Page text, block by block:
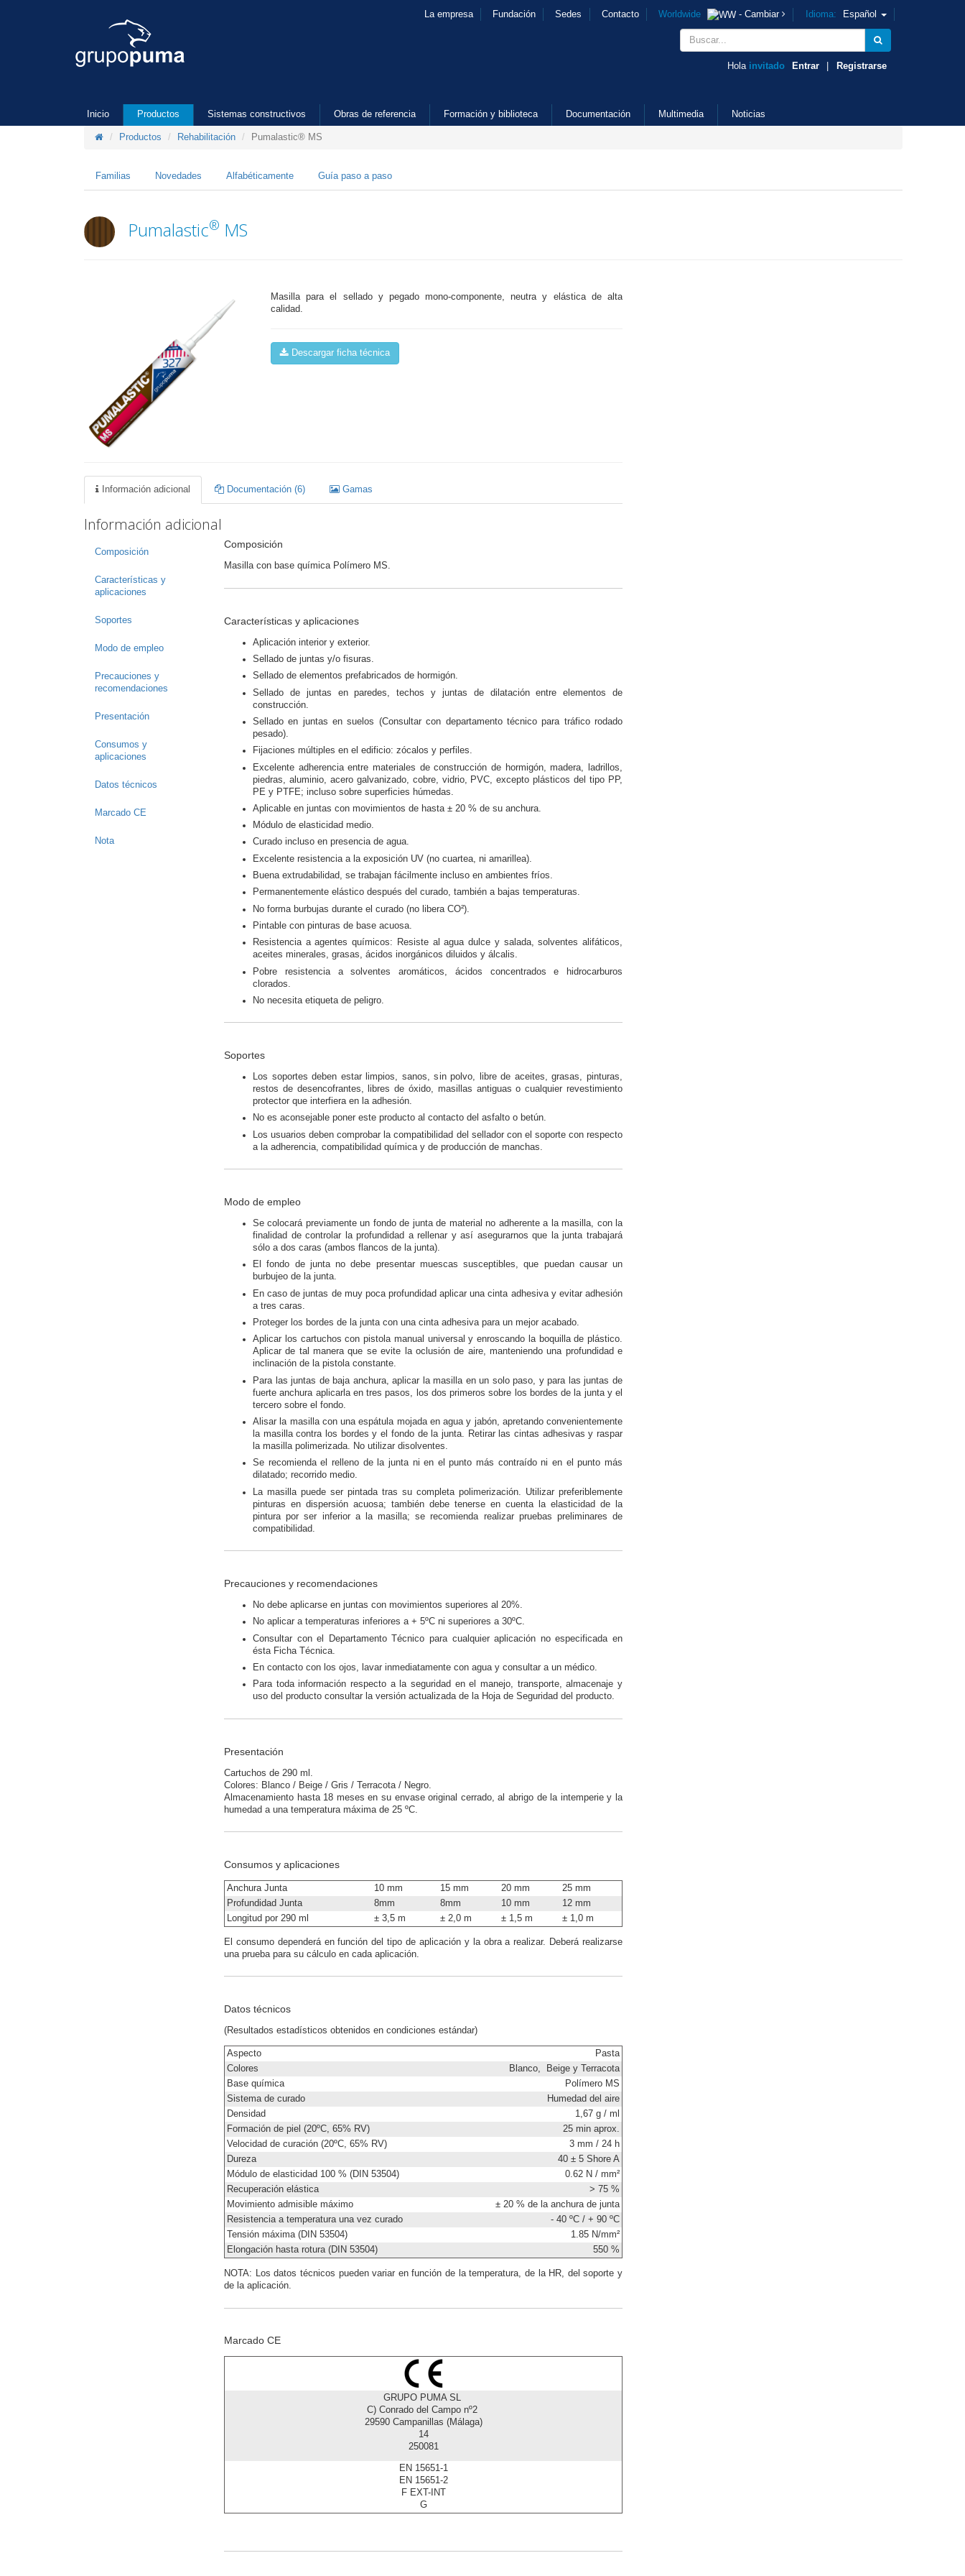
La empresa Fundación Sedes Contacto Worldwide - Cambiar Idioma: Español
Hola invitado Entrar Registrarse
Inicio Productos Sistemas constructivos Obras de referencia Formación y biblioteca Documentación Multimedia Noticias
Productos Rehabilitación Pumalastic® MS
Familias Novedades Alfabéticamente Guía paso a paso
Pumalastic® MS
Masilla para el sellado y pegado mono-componente, neutra y elástica de alta
calidad.
Descargar ficha técnica
Información adicional Documentación (6) Gamas
Información adicional
Composición
Características y
aplicaciones
Soportes
Modo de empleo
Precauciones y
recomendaciones
Presentación
Consumos y
aplicaciones
Datos técnicos
Marcado CE
Nota
Composición
Masilla con base química Polímero MS.
Características y aplicaciones
Aplicación interior y exterior.
Sellado de juntas y/o fisuras.
Sellado de elementos prefabricados de hormigón.
Sellado de juntas en paredes, techos y juntas de dilatación entre elementos de
construcción.
Sellado en juntas en suelos (Consultar con departamento técnico para tráfico rodado
pesado).
Fijaciones múltiples en el edificio: zócalos y perfiles.
Excelente adherencia entre materiales de construcción de hormigón, madera, ladrillos,
piedras, aluminio, acero galvanizado, cobre, vidrio, PVC, excepto plásticos del tipo PP,
PE y PTFE; incluso sobre superficies húmedas.
Aplicable en juntas con movimientos de hasta ± 20 % de su anchura.
Módulo de elasticidad medio.
Curado incluso en presencia de agua.
Excelente resistencia a la exposición UV (no cuartea, ni amarillea).
Buena extrudabilidad, se trabajan fácilmente incluso en ambientes fríos.
Permanentemente elástico después del curado, también a bajas temperaturas.
No forma burbujas durante el curado (no libera CO²).
Pintable con pinturas de base acuosa.
Resistencia a agentes químicos: Resiste al agua dulce y salada, solventes alifáticos,
aceites minerales, grasas, ácidos inorgánicos diluidos y álcalis.
Pobre resistencia a solventes aromáticos, ácidos concentrados e hidrocarburos
clorados.
No necesita etiqueta de peligro.
Soportes
Los soportes deben estar limpios, sanos, sin polvo, libre de aceites, grasas, pinturas,
restos de desencofrantes, libres de óxido, masillas antiguas o cualquier revestimiento
protector que interfiera en la adhesión.
No es aconsejable poner este producto al contacto del asfalto o betún.
Los usuarios deben comprobar la compatibilidad del sellador con el soporte con respecto
a la adherencia, compatibilidad química y de producción de manchas.
Modo de empleo
Se colocará previamente un fondo de junta de material no adherente a la masilla, con la
finalidad de controlar la profundidad a rellenar y así asegurarnos que la junta trabajará
sólo a dos caras (ambos flancos de la junta).
El fondo de junta no debe presentar muescas susceptibles, que puedan causar un
burbujeo de la junta.
En caso de juntas de muy poca profundidad aplicar una cinta adhesiva y evitar adhesión
a tres caras.
Proteger los bordes de la junta con una cinta adhesiva para un mejor acabado.
Aplicar los cartuchos con pistola manual universal y enroscando la boquilla de plástico.
Aplicar de tal manera que se evite la oclusión de aire, manteniendo una profundidad e
inclinación de la pistola constante.
Para las juntas de baja anchura, aplicar la masilla en un solo paso, y para las juntas de
fuerte anchura aplicarla en tres pasos, los dos primeros sobre los bordes de la junta y el
tercero sobre el fondo.
Alisar la masilla con una espátula mojada en agua y jabón, apretando convenientemente
la masilla contra los bordes y el fondo de la junta. Retirar las cintas adhesivas y raspar
la masilla polimerizada. No utilizar disolventes.
Se recomienda el relleno de la junta ni en el punto más contraído ni en el punto más
dilatado; recorrido medio.
La masilla puede ser pintada tras su completa polimerización. Utilizar preferiblemente
pinturas en dispersión acuosa; también debe tenerse en cuenta la elasticidad de la
pintura por ser inferior a la masilla; se recomienda realizar pruebas preliminares de
compatibilidad.
Precauciones y recomendaciones
No debe aplicarse en juntas con movimientos superiores al 20%.
No aplicar a temperaturas inferiores a + 5ºC ni superiores a 30ºC.
Consultar con el Departamento Técnico para cualquier aplicación no especificada en
ésta Ficha Técnica.
En contacto con los ojos, lavar inmediatamente con agua y consultar a un médico.
Para toda información respecto a la seguridad en el manejo, transporte, almacenaje y
uso del producto consultar la versión actualizada de la Hoja de Seguridad del producto.
Presentación
Cartuchos de 290 ml.
Colores: Blanco / Beige / Gris / Terracota / Negro.
Almacenamiento hasta 18 meses en su envase original cerrado, al abrigo de la intemperie y la
humedad a una temperatura máxima de 25 ºC.
Consumos y aplicaciones
Anchura Junta 10 mm 15 mm 20 mm
25 mm
Profundidad Junta
8mm 8mm 10 mm
12 mm
Longitud por 290 ml
± 3,5 m ± 2,0 m ± 1,5 m ± 1,0 m
El consumo dependerá en función del tipo de aplicación y la obra a realizar. Deberá realizarse
una prueba para su cálculo en cada aplicación.
Datos técnicos
(Resultados estadísticos obtenidos en condiciones estándar)
Aspecto
Pasta
Colores
Blanco, Beige y Terracota
Base química
Polímero MS
Sistema de curado
Humedad del aire
Densidad
1,67 g / ml
Formación de piel (20ºC, 65% RV)
25 min aprox.
Velocidad de curación (20ºC, 65% RV)
3 mm / 24 h
Dureza
40 ± 5 Shore A
Módulo de elasticidad 100 % (DIN 53504)
0.62 N / mm²
Recuperación elástica
> 75 %
Movimiento admisible máximo
± 20 % de la anchura de junta
Resistencia a temperatura una vez curado
- 40 ºC / + 90 ºC
Tensión máxima (DIN 53504)
1.85 N/mm²
Elongación hasta rotura (DIN 53504)
550 %
NOTA: Los datos técnicos pueden variar en función de la temperatura, de la HR, del soporte y
de la aplicación.
Marcado CE
GRUPO PUMA SL
C) Conrado del Campo nº2
29590 Campanillas (Málaga)
14
250081
EN 15651-1
EN 15651-2
F EXT-INT
G